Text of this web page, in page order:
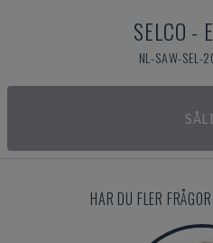
SELCO -
NL-SAW-SEL-
HAR DU FLER